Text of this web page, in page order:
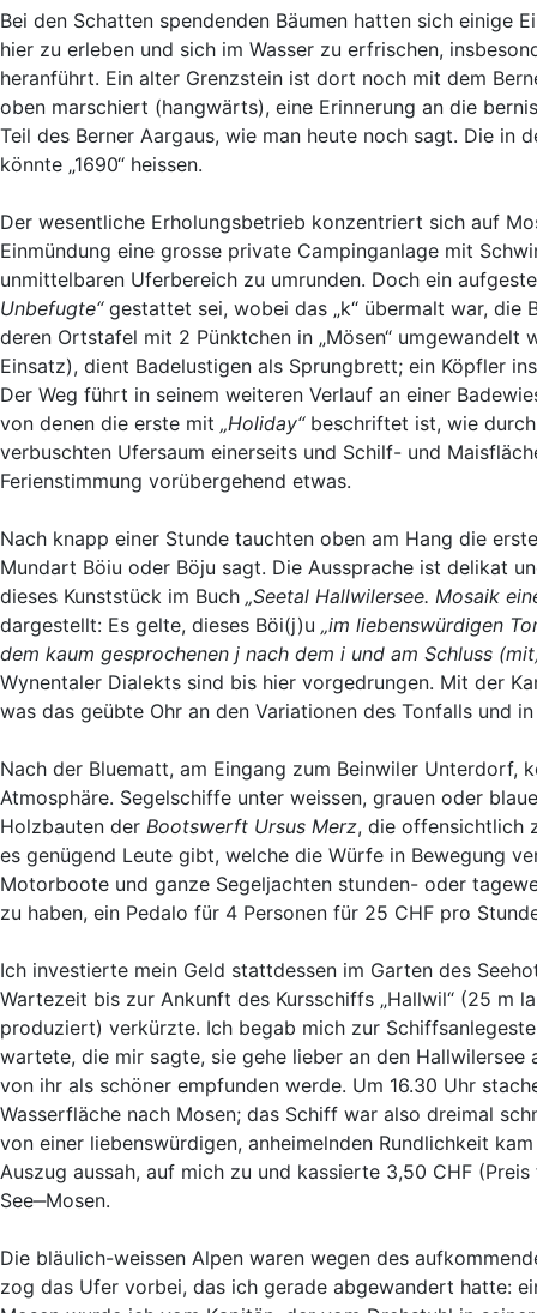
Bei den Schatten spendenden Bäumen hatten sich einige
hier zu erleben und sich im Wasser zu erfrischen,
heranführt. Ein alter Grenzstein ist dort noch mit dem
oben marschiert (hangwärts), eine Erinnerung an die
Teil des Berner Aargaus, wie man heute noch sagt. Die in
könnte „1690“ heissen.
Der wesentliche Erholungsbetrieb konzentriert sich auf
Einmündung eine grosse private Campinganlage mit
unmittelbaren Uferbereich zu umrunden. Doch ein
Unbefugte“gestattet sei, wobei das „k“ übermalt war, die
deren Ortstafel mit 2 Pünktchen in „Mösen“
Einsatz), dient Badelustigen als Sprungbrett; ein Köpfler
Der Weg führt in seinem weiteren Verlauf an einer
von denen die erste mit „Holiday“beschriftet ist, wie durch
verbuschten Ufersaum einerseits und Schilf- und
Ferienstimmung vorübergehend etwas.
Nach knapp einer Stunde tauchten oben am Hang die
Mundart Böiu oder Böju sagt. Die Aussprache ist delikat
dieses Kunststück im Buch „Seetal Hallwilersee. Mosaik
dargestellt: Es gelte, dieses Böi(j)u „im liebenswürdigen
dem kaum gesprochenen j nach dem i und am Schluss
Wynentaler Dialekts sind bis hier vorgedrungen. Mit der
was das geübte Ohr an den Variationen des Tonfalls und
Nach der Bluematt, am Eingang zum Beinwiler
Atmosphäre. Segelschiffe unter weissen, grauen oder
Holzbauten der Bootswerft Ursus Merz, die offensichtlich
es genügend Leute gibt, welche die Würfe in Bewegung
Motorboote und ganze Segeljachten stunden- oder
zu haben, ein Pedalo für 4 Personen für 25 CHF pro
Ich investierte mein Geld stattdessen im Garten des
Wartezeit bis zur Ankunft des Kursschiffs „Hallwil“ (25 m
produziert) verkürzte. Ich begab mich zur
wartete, die mir sagte, sie gehe lieber an den
von ihr als schöner empfunden werde. Um 16.30 Uhr
Wasserfläche nach Mosen; das Schiff war also dreimal
von einer liebenswürdigen, anheimelnden Rundlichkeit
Auszug aussah, auf mich zu und kassierte 3,50 CHF
See‒Mosen.
Die bläulich-weissen Alpen waren wegen des
zog das Ufer vorbei, das ich gerade abgewandert hatte: